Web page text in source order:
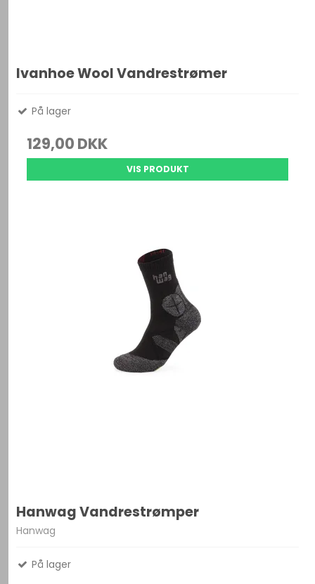
Ivanhoe Wool Vandrestrømer
På lager
129,00 DKK
VIS PRODUKT
Hanwag Vandrestrømper
Hanwag
På lager